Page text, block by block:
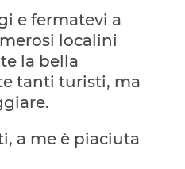
e fermatevi a
localini
la bella
tanti turisti, ma
a me è piaciuta